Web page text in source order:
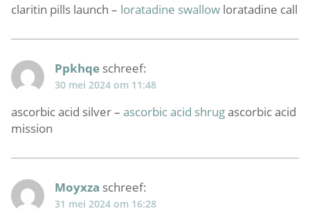
claritin pills launch – loratadine swallow loratadine call
Ppkhqe schreef:
30 mei 2024 om 11:48
ascorbic acid silver – ascorbic acid shrugascorbic acid
mission
Moyxza schreef:
31 mei 2024 om 16:28